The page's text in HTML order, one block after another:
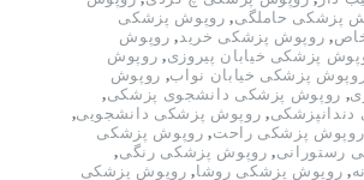
پزشکی حاملگی, روپوش پزشکی
, روپوش پزشکی خرید , روپوش
پزشکی خیابان پیروزی, روپوش
پزشکی خیابان نواب, روپوش
, روپوش پزشکی دانشجوی پزشکی,
, روپوش پزشکی دانشجویی,
روپوش پزشکی راحت, روپوش پزشکی
رستورانی, روپوش پزشکی رنگی,
, روپوش پزشکی روشا , روپوش پزشکی